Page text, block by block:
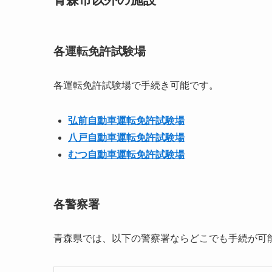
各運転免許試験場
各運転免許試験場で手続き可能です。
弘前自動車運転免許試験場
八戸自動車運転免許試験場
むつ自動車運転免許試験場
各警察署
青森県では、以下の警察署ならどこでも手続が可